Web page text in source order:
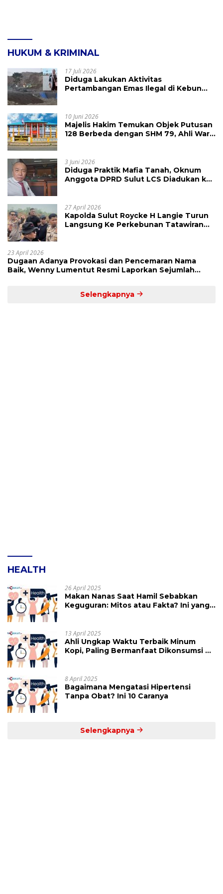
HUKUM & KRIMINAL
17 Juli 2026
Diduga Lakukan Aktivitas
Pertambangan Emas Ilegal di Kebun
10 Juni 2026
Majelis Hakim Temukan Objek Putusan
128 Berbeda dengan SHM 79, Ahli Waris
3 Juni 2026
Diduga Praktik Mafia Tanah, Oknum
Anggota DPRD Sulut LCS Diadukan ke
27 April 2026
Kapolda Sulut Roycke H Langie Turun
Langsung Ke Perkebunan Tatawiran
23 April 2026
Dugaan Adanya Provokasi dan Pencemaran Nama
Baik, Wenny Lumentut Resmi Laporkan Sejumlah
Selengkapnya
HEALTH
26 April 2025
Makan Nanas Saat Hamil Sebabkan
Keguguran: Mitos atau Fakta? Ini yang
13 April 2025
Ahli Ungkap Waktu Terbaik Minum
Kopi, Paling Bermanfaat Dikonsumsi di
8 April 2025
Bagaimana Mengatasi Hipertensi
Tanpa Obat? Ini 10 Caranya
Selengkapnya